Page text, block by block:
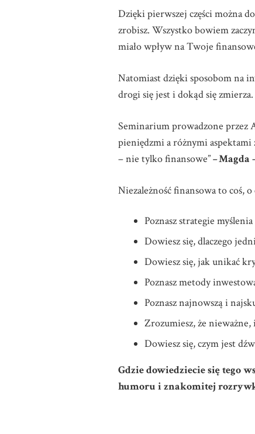
Dzięki pierwszej części można
zrobisz. Wszystko bowiem
miało wpływ na Twoje
Natomiast dzięki sposobom na
drogi się jest i dokąd się zmierza.
Seminarium prowadzone przez
pieniędzmi a różnymi aspektami
– nie tylko finansowe”–Magda
Niezależność finansowa to coś,
Poznasz strategie
Dowiesz się, dlaczego
Dowiesz się, jak unikać
Poznasz metody
Poznasz najnowszą i
Zrozumiesz, że nieważne,
Dowiesz się, czym jest
Gdzie dowiedziecie się tego
humoru i znakomitej